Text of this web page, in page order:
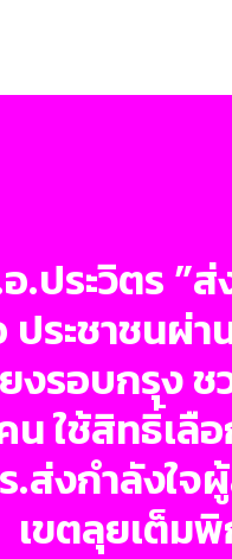
.ประวิตร ”
ระชาชนผ่า
งรอบกรุง
น ใช้สิทธิ์เลื
.ส่งกำลังใจ
เขตลุยเต็ม